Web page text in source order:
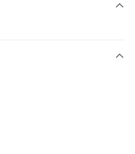
。
後，將跳轉至「AFTEE先享後付」
簡訊。
此簡訊中的連結，可透過四大超商／
方視為交易完成。
)免運費
)免運費
)免運費